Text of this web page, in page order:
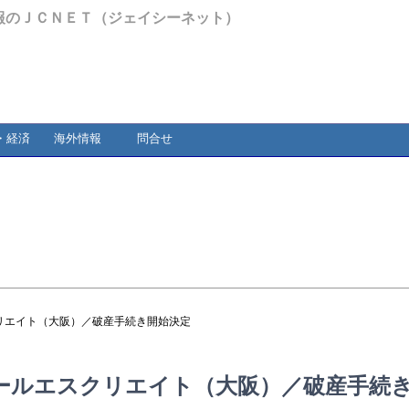
ＪＣＮＥＴ（ジェイシーネット）
経済 海外情報 問合せ
イト（大阪）／破産手続き開始決定
ルエスクリエイト（大阪）／破産手続